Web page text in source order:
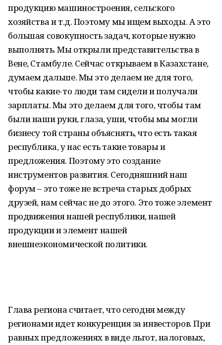
продукцию машиностроения, сельского
хозяйства и т.д. Поэтому мы ищем выходы. А это
большая совокупность задач, которые нужно
выполнять. Мы открыли представительства в
Вене, Стамбуле. Сейчас открываем в Казахстане,
думаем дальше. Мы это делаем не для того,
чтобы какие-то люди там сидели и получали
зарплаты. Мы это делаем для того, чтобы там
были наши руки, глаза, уши, чтобы мы могли
бизнесу той страны объяснять, что есть такая
республика, у нас есть такие товары и
предложения. Поэтому это создание
инструментов развития. Сегодняшний наш
форум – это тоже не встреча старых добрых
друзей, нам сейчас не до этого. Это тоже элемент
продвижения нашей республики, нашей
продукции и элемент нашей
внешнеэкономической политики.
Глава региона считает, что сегодня между
регионами идет конкуренция за инвесторов. При
равных предложениях в виде льгот, налоговых,